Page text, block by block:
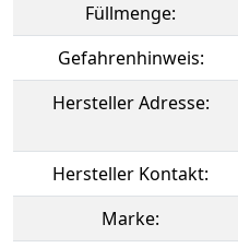
Füllmenge:
Gefahrenhinweis:
Hersteller Adresse:
Hersteller Kontakt:
Marke: